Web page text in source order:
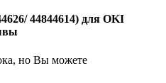
44844614) для OKI
но Вы можете